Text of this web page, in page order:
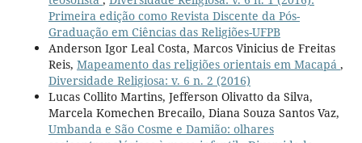
Primeira edição como Revista Discente da Pós-
Graduação em Ciências das Religiões-UFPB
Anderson Igor Leal Costa, Marcos Vinicius de Freitas
Reis, Mapeamento das religiões orientais em Macapá ,
Diversidade Religiosa: v. 6 n. 2 (2016)
Lucas Collito Martins, Jefferson Olivatto da Silva,
Marcela Komechen Brecailo, Diana Souza Santos Vaz,
Umbanda e São Cosme e Damião: olhares